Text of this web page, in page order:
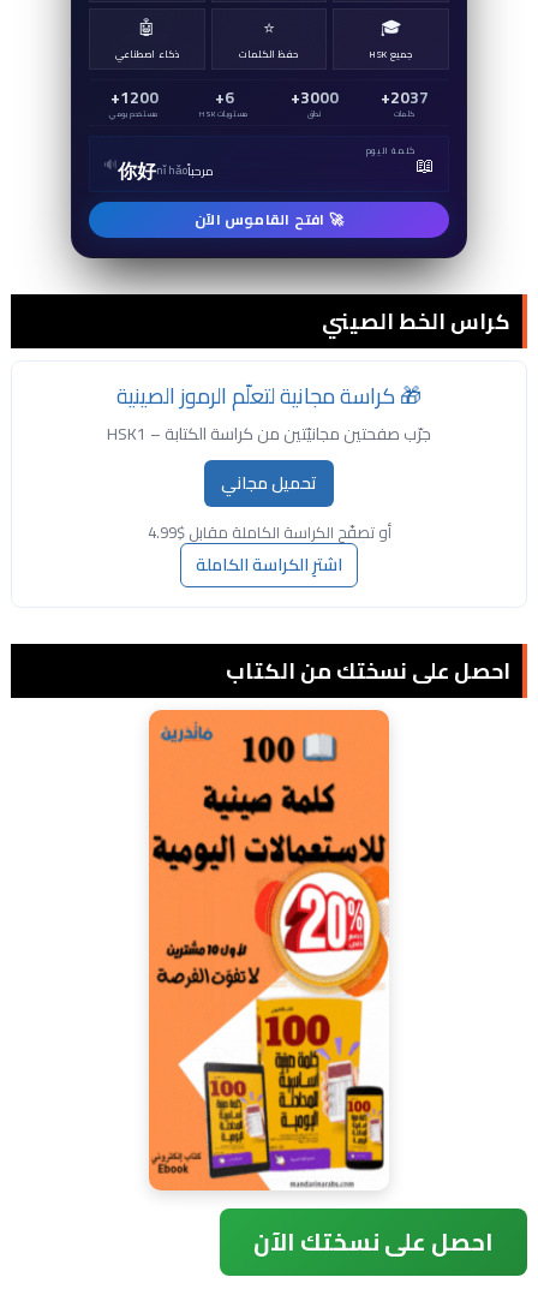
🎓
جميع HSK
⭐
حفظ الكلمات
🤖
ذكاء اصطناعي
2037+
كلمات
3000+
نطق
6+
مستويات HSK
1200+
مستخدم يومي
📖كلمة اليوم
你好nǐ hǎoمرحباً 🔊
🚀 افتح القاموس الآن
كراس الخط الصيني
🎁 كراسة مجانية لتعلّم الرموز الصينية
جرّب صفحتين مجانيّتين من كراسة الكتابة – HSK1
تحميل مجاني
أو تصفّح الكراسة الكاملة مقابل $4.99
اشترِ الكراسة الكاملة
احصل على نسختك من الكتاب
احصل على نسختك الآن